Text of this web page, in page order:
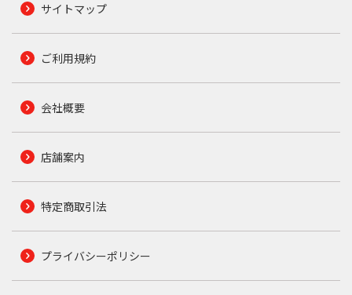
サイトマップ
ご利用規約
会社概要
店舗案内
特定商取引法
プライバシーポリシー